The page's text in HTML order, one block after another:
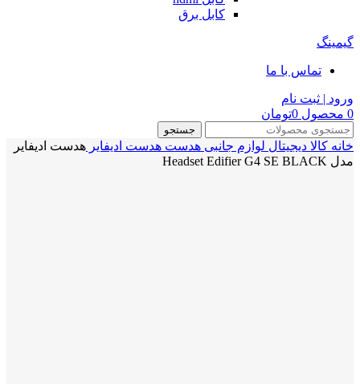
کابل برق
گیمینگ
تماس با ما
ورود | ثبت نام
0 محصول 0تومان
جستجو
خانه کالا دیجیتال لوازم جانبی هدست هدست ادیفایر هدست ادیفایر
مدل Headset Edifier G4 SE BLACK